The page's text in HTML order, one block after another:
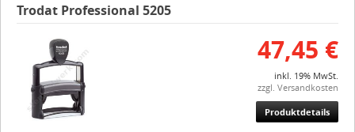
Trodat Professional 5205
47,45 €
inkl. 19% MwSt.
zzgl. Versandkosten
Produktdetails